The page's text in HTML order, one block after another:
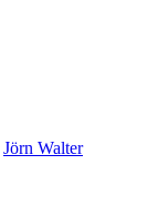
Jörn Walter